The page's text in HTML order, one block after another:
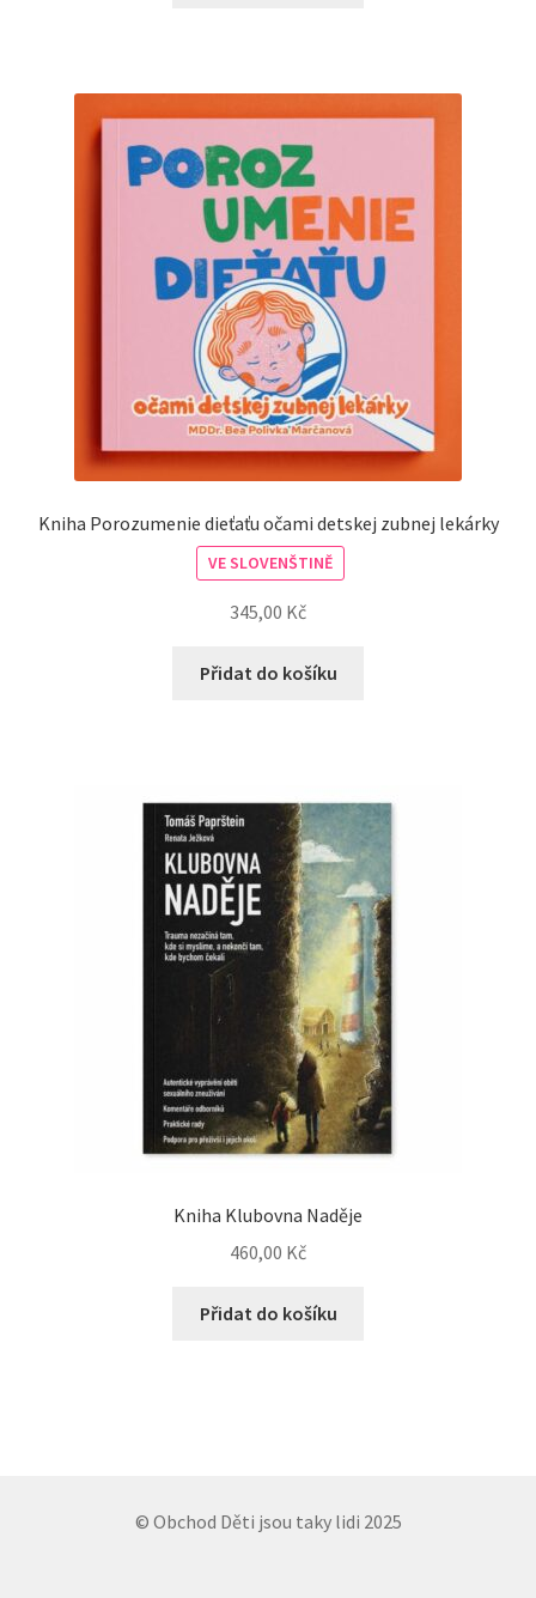
Kniha Porozumenie dieťaťu očami detskej zubnej lekárky
VE SLOVENŠTINĚ
345,00 Kč
Přidat do košíku
Kniha Klubovna Naděje
460,00 Kč
Přidat do košíku
© Obchod Děti jsou taky lidi 2025